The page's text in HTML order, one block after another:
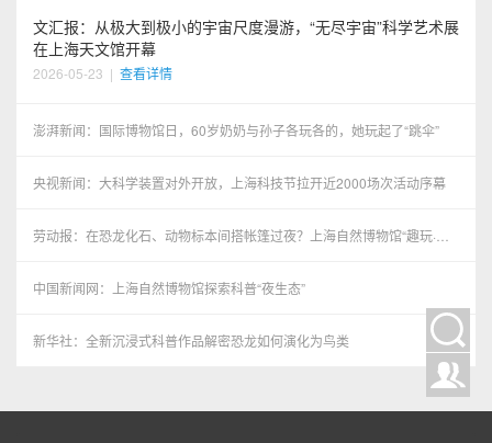
文汇报：从极大到极小的宇宙尺度漫游，“无尽宇宙”科学艺术展
在上海天文馆开幕
2026-05-23 | 查看详情
澎湃新闻：国际博物馆日，60岁奶奶与孙子各玩各的，她玩起了“跳伞”
央视新闻：大科学装置对外开放，上海科技节拉开近2000场次活动序幕
劳动报：在恐龙化石、动物标本间搭帐篷过夜？上海自然博物馆“趣玩·博
中国新闻网：上海自然博物馆探索科普“夜生态”
新华社：全新沉浸式科普作品解密恐龙如何演化为鸟类